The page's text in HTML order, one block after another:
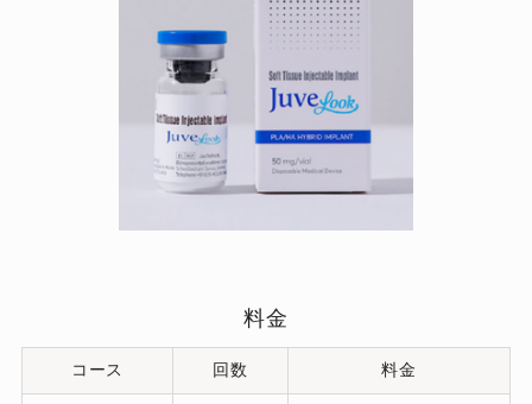
料金
コース 回数 料金